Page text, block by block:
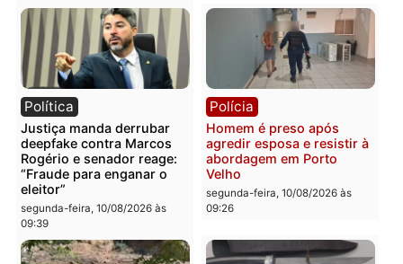
Política
Com aval de Bolsonaro,
Bruno Scheid cresce nas
ruas e tenta transformar
força da direita em vaga
no Senado
segunda-feira, 10/08/2026 às
09:51
Notícias
BR-364, A RODOVIA DA
MORTE: cinco vidas
perdidas em mais uma
tragédia que escancara o
perigo nas estradas de
Rondônia
segunda-feira, 10/08/2026 às